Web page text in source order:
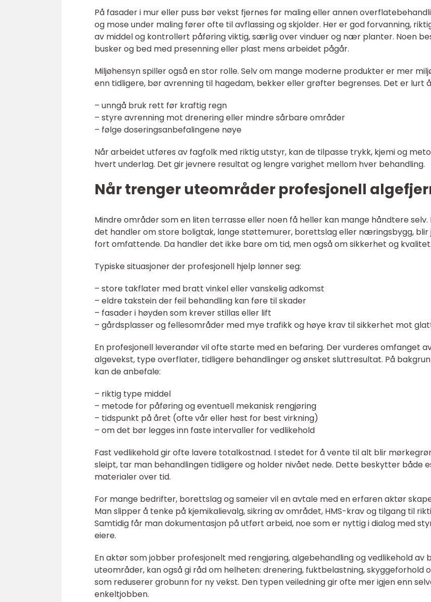
På fasader i mur eller puss bør vekst fjernes før maling eller annen
og mose under maling fører ofte til avflassing og skjolder. Her er god forvanning,
av middel og kontrollert påføring viktig, særlig over vinduer og nær planter. Noen
busker og bed med presenning eller plast mens arbeidet pågår.
Miljøhensyn spiller også en stor rolle. Selv om mange moderne produkter er mer
enn tidligere, bør avrenning til hagedam, bekker eller grøfter begrenses. Det er lurt
– unngå bruk rett før kraftig regn
– styre avrenning mot drenering eller mindre sårbare områder
– følge doseringsanbefalingene nøye
Når arbeidet utføres av fagfolk med riktig utstyr, kan de tilpasse trykk, kjemi og
hvert underlag. Det gir jevnere resultat og lengre varighet mellom hver behandling.
Når trenger uteområder profesjonell
Mindre områder som en liten terrasse eller noen få heller kan mange håndtere selv.
det handler om store boligtak, lange støttemurer, borettslag eller næringsbygg, blir
fort omfattende. Da handler det ikke bare om tid, men også om sikkerhet og kvalitet.
Typiske situasjoner der profesjonell hjelp lønner seg:
– store takflater med bratt vinkel eller vanskelig adkomst
– eldre takstein der feil behandling kan føre til skader
– fasader i høyden som krever stillas eller lift
– gårdsplasser og fellesområder med mye trafikk og høye krav til sikkerhet mot
En profesjonell leverandør vil ofte starte med en befaring. Der vurderes omfanget
algevekst, type overflater, tidligere behandlinger og ønsket sluttresultat. På
kan de anbefale:
– riktig type middel
– metode for påføring og eventuell mekanisk rengjøring
– tidspunkt på året (ofte vår eller høst for best virkning)
– om det bør legges inn faste intervaller for vedlikehold
Fast vedlikehold gir ofte lavere totalkostnad. I stedet for å vente til alt blir
sleipt, tar man behandlingen tidligere og holder nivået nede. Dette beskytter både
materialer over tid.
For mange bedrifter, borettslag og sameier vil en avtale med en erfaren aktør
Man slipper å tenke på kjemikalievalg, sikring av området, HMS-krav og tilgang til
Samtidig får man dokumentasjon på utført arbeid, noe som er nyttig i dialog med
eiere.
En aktør som jobber profesjonelt med rengjøring, algebehandling og vedlikehold av
uteområder, kan også gi råd om helheten: drenering, fuktbelastning, skyggeforhold
som reduserer grobunn for ny vekst. Den typen veiledning gir ofte mer igjen enn
enkeltjobben.